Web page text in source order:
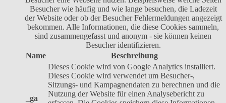
Besucher wie häufig und wie lange besuchen, die Ladezeit
der Website oder ob der Besucher Fehlermeldungen angezeigt
bekommen. Alle Informationen, die diese Cookies sammeln,
sind zusammengefasst und anonym - sie können keinen
Besucher identifizieren.
Name
Beschreibung
_ga
Dieses Cookie wird von Google Analytics installiert.
Dieses Cookie wird verwendet um Besucher-,
Sitzungs- und Kampagnendaten zu berechnen und die
Nutzung der Website für einen Analysebericht zu